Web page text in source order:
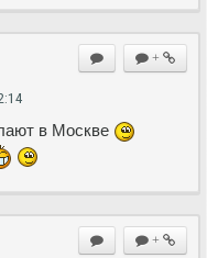
+
в Москве
+